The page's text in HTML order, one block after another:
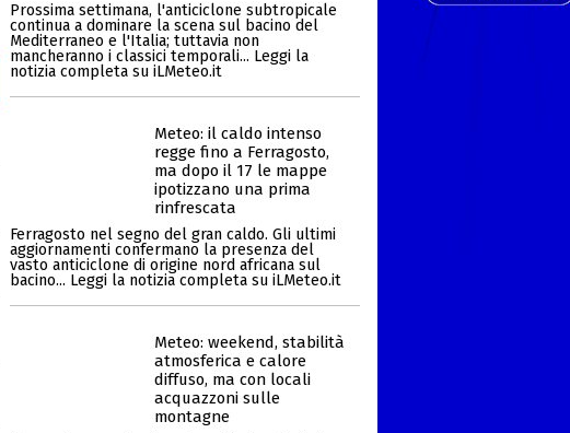
Prossima settimana, l'anticiclone subtropicale
continua a dominare la scena sul bacino del
Mediterraneo e l'Italia; tuttavia non
mancheranno i classici temporali... Leggi la
notizia completa su iLMeteo.it
Meteo: il caldo intenso
regge fino a Ferragosto,
ma dopo il 17 le mappe
ipotizzano una prima
rinfrescata
Ferragosto nel segno del gran caldo. Gli ultimi
aggiornamenti confermano la presenza del
vasto anticiclone di origine nord africana sul
bacino... Leggi la notizia completa su iLMeteo.it
Meteo: weekend, stabilità
atmosferica e calore
diffuso, ma con locali
acquazzoni sulle
montagne